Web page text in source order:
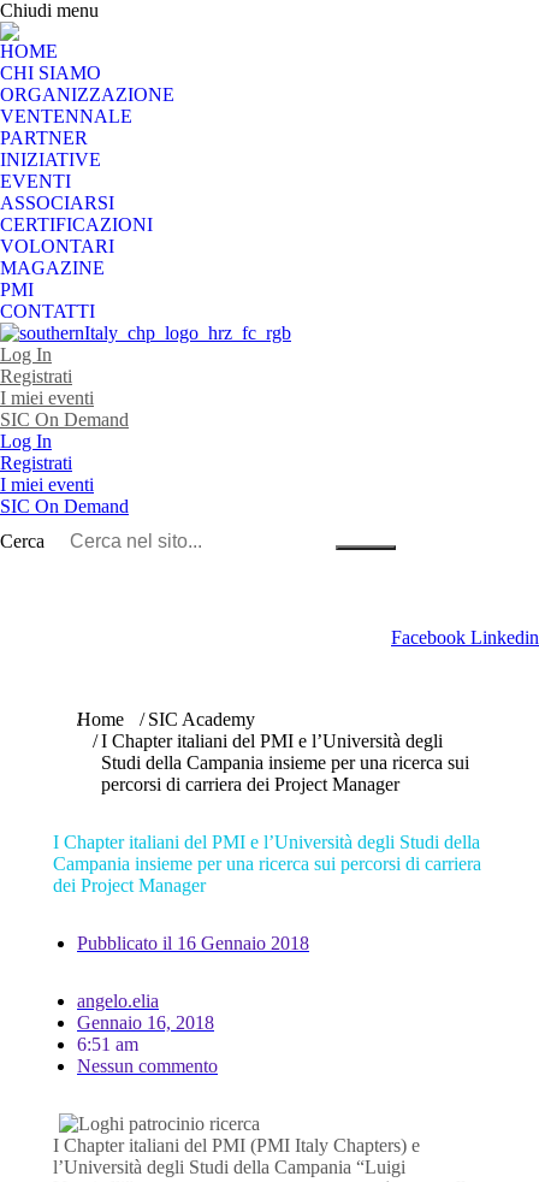
Chiudi menu
HOME
CHI SIAMO
ORGANIZZAZIONE
VENTENNALE
PARTNER
INIZIATIVE
EVENTI
ASSOCIARSI
CERTIFICAZIONI
VOLONTARI
MAGAZINE
PMI
CONTATTI
Log In
Registrati
I miei eventi
SIC On Demand
Log In
Registrati
I miei eventi
SIC On Demand
Cerca
Facebook Linkedin
Tu sei qui:
Home
SIC Academy
I Chapter italiani del PMI e l’Università degli
Studi della Campania insieme per una ricerca sui
percorsi di carriera dei Project Manager
I Chapter italiani del PMI e l’Università degli Studi della
Campania insieme per una ricerca sui percorsi di carriera
dei Project Manager
Pubblicato il 16 Gennaio 2018
angelo.elia
Gennaio 16, 2018
6:51 am
Nessun commento
I Chapter italiani del PMI (PMI Italy Chapters) e
l’Università degli Studi della Campania “Luigi